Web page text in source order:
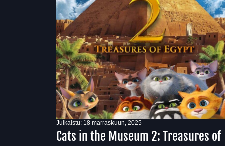
Julkaistu: 18 marraskuun, 2025
Cats in the Museum 2: Treasures of